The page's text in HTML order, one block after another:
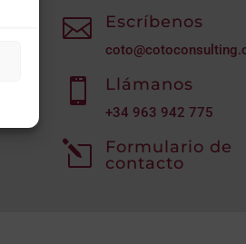
 Escríbenos
 Llámanos
+34 963 942 775
l
Formulario de
contacto